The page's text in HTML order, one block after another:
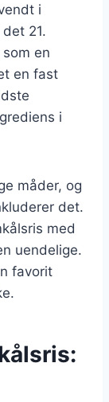
i
21.
en
en fast
i
måder, og
det.
med
uendelige.
favorit